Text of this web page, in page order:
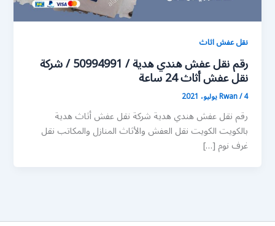
نقل عفش اثاث
رقم نقل عفش هندي هدية / 50994991 / شركة
نقل عفش أثاث 24 ساعة
Rwan/4 يوليو، 2021
رقم نقل عفش هندي هدية شركة نقل عفش أثاث هدية
بالكويت الكويت نقل العفش والأثاث المنازل والمكاتب نقل
غرف نوم […]